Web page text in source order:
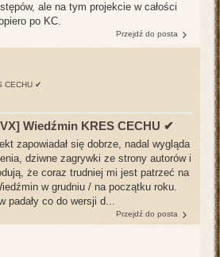
ale na tym projekcie w całości
po KC.
Przejdź do posta
CECHU ✔
Wiedźmin KRES CECHU ✔
zapowiadał się dobrze, nadal wygląda
dziwne zagrywki ze strony autorów i
że coraz trudniej mi jest patrzeć na
w grudniu / na początku roku.
padały co do wersji d...
Przejdź do posta